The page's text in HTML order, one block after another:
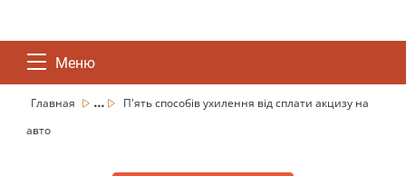
Меню
Главная ...
П'ять способів ухилення від сплати акцизу на
авто